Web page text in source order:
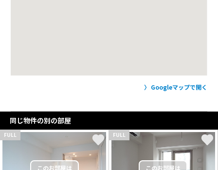
Googleマップで開く
同じ物件の別の部屋
FULL FULL